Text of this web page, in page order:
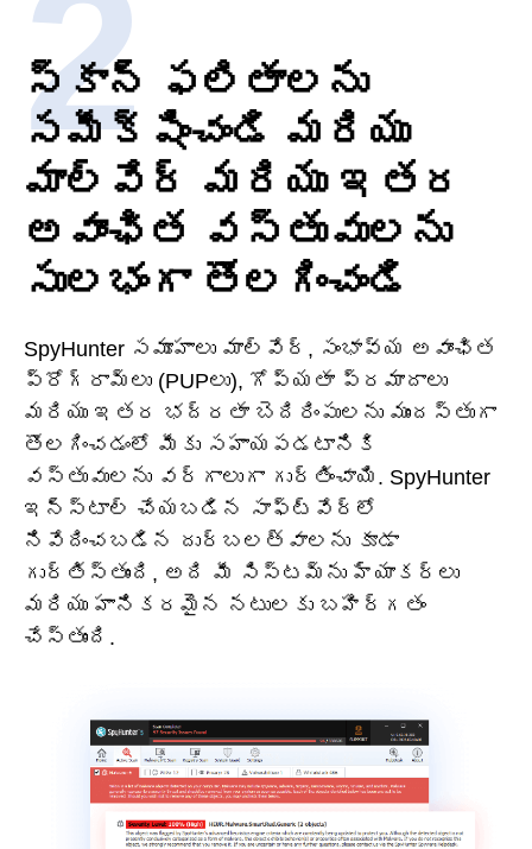
స్కాన్ ఫలితాలను
సమీక్షించండి మరియు
మాల్వేర్ మరియు ఇతర
అవాంఛిత వస్తువులను
సులభంగా తొలగించండి
SpyHunter సమూహాలు మాల్వేర్, సంభావ్య అవాంఛిత
ప్రోగ్రామ్‌లు (PUPలు), గోప్యతా ప్రమాదాలు
మరియు ఇతర భద్రతా బెదిరింపులను ముందస్తుగా
తొలగించడంలో మీకు సహాయపడటానికి
వస్తువులను వర్గాలుగా గుర్తించాయి. SpyHunter
ఇన్‌స్టాల్ చేయబడిన సాఫ్ట్‌వేర్‌లో
నివేదించబడిన దుర్బలత్వాలను కూడా
గుర్తిస్తుంది, అది మీ సిస్టమ్‌ను హ్యాకర్లు
మరియు హానికరమైన నటులకు బహిర్గతం
చేస్తుంది.